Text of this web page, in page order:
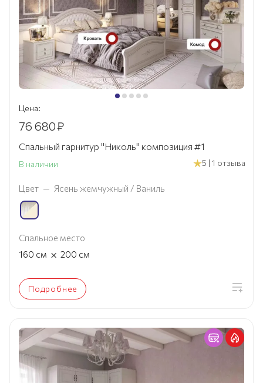
Цена:
76 680₽
Спальный гарнитур "Николь" композиция #1
В наличии 5 | 1 отзыва
Цвет — Ясень жемчужный / Ваниль
Спальное место
160 см × 200 см
Подробнее